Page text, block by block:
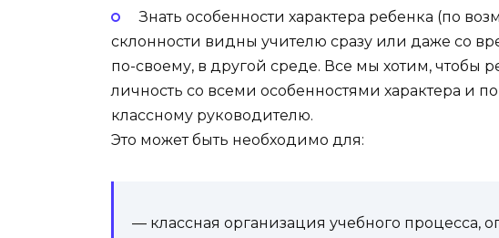
Знать особенности характера ребенка (по
склонности видны учителю сразу или даже со
по-своему, в другой среде. Все мы хотим, чтобы
личность со всеми особенностями характера и
классному руководителю.
Это может быть необходимо для:
— классная организация учебного процесса,